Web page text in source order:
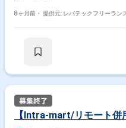
8ヶ月前・ 提供元: レバテックフリーラン
【Intra-mart/リモート併